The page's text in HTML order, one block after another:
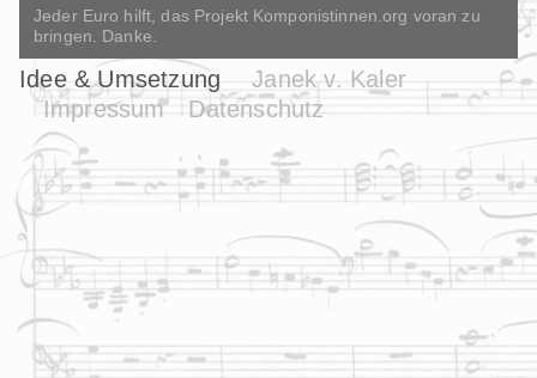
Jeder Euro hilft, das Projekt Komponistinnen.org voran zu
bringen. Danke.
Idee & Umsetzung
Janek v. Kaler
Impressum
Datenschutz